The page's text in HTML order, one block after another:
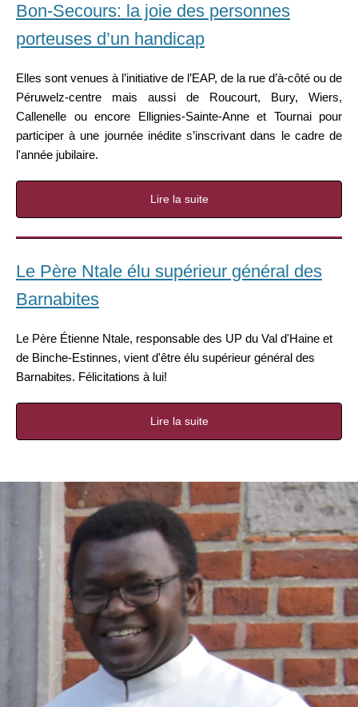
Bon-Secours: la joie des personnes
porteuses d’un handicap
Elles sont venues à l’initiative de l’EAP, de la rue d’à-côté ou de
Péruwelz-centre mais aussi de Roucourt, Bury, Wiers,
Callenelle ou encore Ellignies-Sainte-Anne et Tournai pour
participer à une journée inédite s’inscrivant dans le cadre de
l'année jubilaire.
Lire la suite
Le Père Ntale élu supérieur général des
Barnabites
Le Père Étienne Ntale, responsable des UP du Val d'Haine et
de Binche-Estinnes, vient d'être élu supérieur général des
Barnabites. Félicitations à lui!
Lire la suite